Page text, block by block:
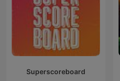
Superscoreboard